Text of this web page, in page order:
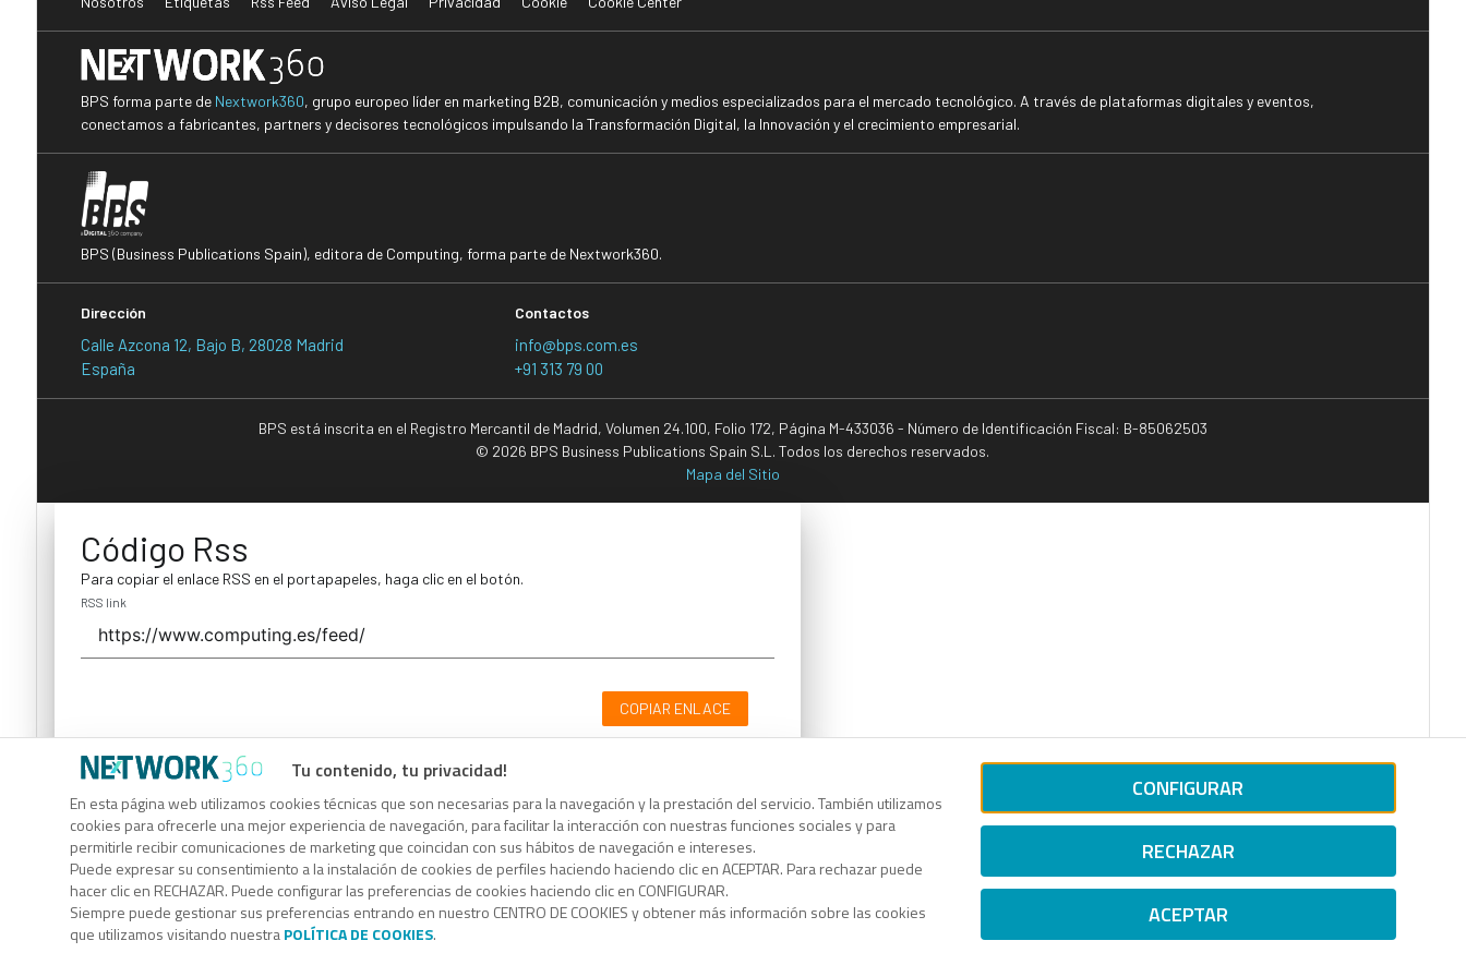
Tu contenido, tu privacidad!
En esta página web utilizamos cookies técnicas que son necesarias para la navegación y la prestación del servicio. También utilizamos
cookies para ofrecerle una mejor experiencia de navegación, para facilitar la interacción con nuestras funciones sociales y para
permitirle recibir comunicaciones de marketing que coincidan con sus hábitos de navegación e intereses.
Puede expresar su consentimiento a la instalación de cookies de perfiles haciendo haciendo clic en ACEPTAR. Para rechazar puede
hacer clic en RECHAZAR. Puede configurar las preferencias de cookies haciendo clic en CONFIGURAR.
Siempre puede gestionar sus preferencias entrando en nuestro CENTRO DE COOKIES y obtener más información sobre las cookies
que utilizamos visitando nuestraPOLÍTICA DE COOKIES.
CONFIGURAR
RECHAZAR
ACEPTAR
BPS forma parte de Nextwork360, grupo europeo líder en marketing B2B, comunicación y medios especializados para el mercado tecnológico. A través de plataformas digitales y eventos,
conectamos a fabricantes, partners y decisores tecnológicos impulsando la Transformación Digital, la Innovación y el crecimiento empresarial.
BPS (Business Publications Spain), editora de Computing, forma parte de Nextwork360.
Dirección
Calle Azcona 12, Bajo B, 28028 Madrid
España
Contactos
info@bps.com.es
+91 313 79 00
BPS está inscrita en el Registro Mercantil de Madrid, Volumen 24.100, Folio 172, Página M-433036 - Número de Identificación Fiscal: B-85062503
© 2026 BPS Business Publications Spain S.L. Todos los derechos reservados.
Mapa del Sitio
Código Rss
Para copiar el enlace RSS en el portapapeles, haga clic en el botón.
RSS link
COPIAR ENLACE
Código Rss
Para copiar el enlace RSS en el portapapeles, haga clic en el botón.